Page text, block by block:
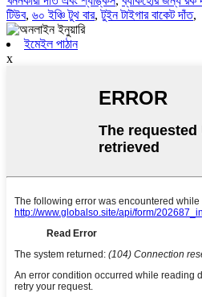
টিউব, ৬০ ইঞ্চি টুথ বার,টুইন টাইগার বাকেট দাঁত,
ইমেইল পাঠান
x